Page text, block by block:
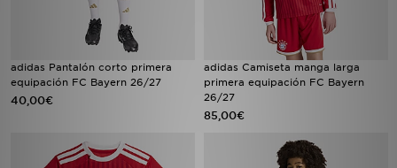
adidas Pantalón corto primera
equipación FC Bayern 26/27
40,00€
adidas Camiseta manga larga
primera equipación FC Bayern
26/27
85,00€